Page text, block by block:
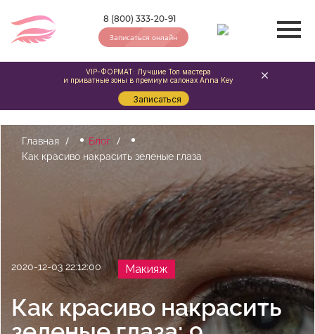
8 (800) 333-20-91
Записаться онлайн
Главная
Блог
Как красиво накрасить зеленые глаза
2020-12-03 22:12:00 Макияж
Как красиво накрасить
VIP-ФОРМАТ: Лучшие Топ мастера
и приватные зоны в премиум салонах Anna Key
Записаться